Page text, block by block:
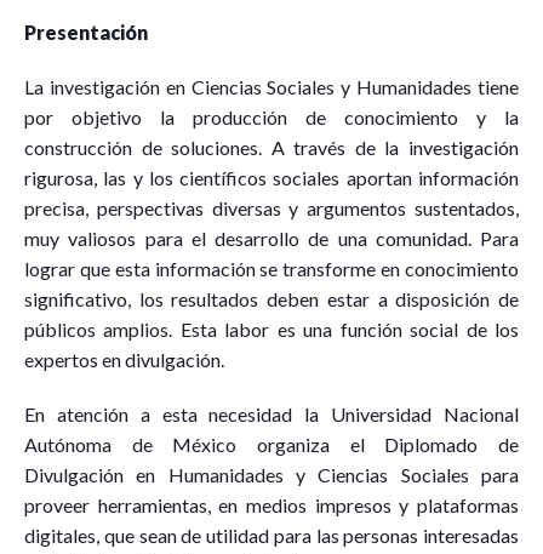
Presentación
La investigación en Ciencias Sociales y Humanidades tiene
por objetivo la producción de conocimiento y la
construcción de soluciones. A través de la investigación
rigurosa, las y los científicos sociales aportan información
precisa, perspectivas diversas y argumentos sustentados,
muy valiosos para el desarrollo de una comunidad. Para
lograr que esta información se transforme en conocimiento
significativo, los resultados deben estar a disposición de
públicos amplios. Esta labor es una función social de los
expertos en divulgación.
En atención a esta necesidad la Universidad Nacional
Autónoma de México organiza el Diplomado de
Divulgación en Humanidades y Ciencias Sociales para
proveer herramientas, en medios impresos y plataformas
digitales, que sean de utilidad para las personas interesadas